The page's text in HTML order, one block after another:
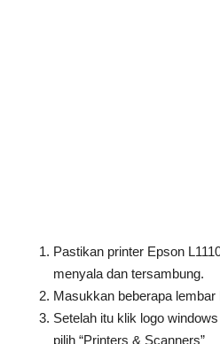
Pastikan printer Epson
menyala dan tersambung.
Masukkan beberapa
Setelah itu klik logo
pilih “Printers & Scanners”